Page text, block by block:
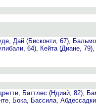
Дай (Бисконти, 67),
64), Кейта (Диане, 79),
Баттлес (Ндиай, 82),
Бока, Бассила,